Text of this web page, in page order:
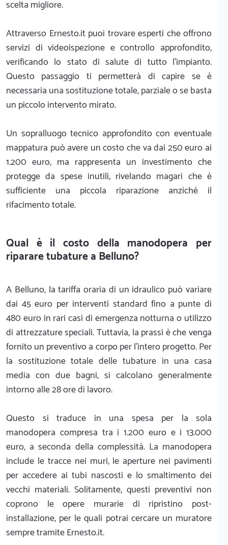
scelta migliore.
Attraverso Ernesto.it puoi trovare esperti che offrono
servizi di videoispezione e controllo approfondito,
verificando lo stato di salute di tutto l'impianto.
Questo passaggio ti permetterà di capire se è
necessaria una sostituzione totale, parziale o se basta
un piccolo intervento mirato.
Un sopralluogo tecnico approfondito con eventuale
mappatura può avere un costo che va dai 250 euro ai
1.200 euro, ma rappresenta un investimento che
protegge da spese inutili, rivelando magari che è
sufficiente una piccola riparazione anziché il
rifacimento totale.
Qual è il costo della manodopera per
riparare tubature a Belluno?
A Belluno, la tariffa oraria di un idraulico può variare
dai 45 euro per interventi standard fino a punte di
480 euro in rari casi di emergenza notturna o utilizzo
di attrezzature speciali. Tuttavia, la prassi è che venga
fornito un preventivo a corpo per l'intero progetto. Per
la sostituzione totale delle tubature in una casa
media con due bagni, si calcolano generalmente
intorno alle 28 ore di lavoro.
Questo si traduce in una spesa per la sola
manodopera compresa tra i 1.200 euro e i 13.000
euro, a seconda della complessità. La manodopera
include le tracce nei muri, le aperture nei pavimenti
per accedere ai tubi nascosti e lo smaltimento dei
vecchi materiali. Solitamente, questi preventivi non
coprono le opere murarie di ripristino post-
installazione, per le quali potrai cercare un muratore
sempre tramite Ernesto.it.